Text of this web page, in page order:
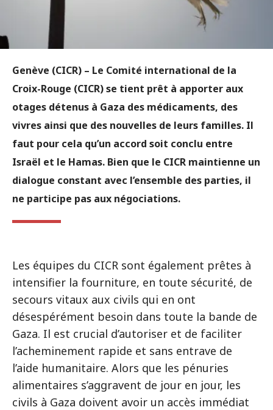
Genève (CICR) – Le Comité international de la
Croix-Rouge (CICR) se tient prêt à apporter aux
otages détenus à Gaza des médicaments, des
vivres ainsi que des nouvelles de leurs familles. Il
faut pour cela qu’un accord soit conclu entre
Israël et le Hamas. Bien que le CICR maintienne un
dialogue constant avec l’ensemble des parties, il
ne participe pas aux négociations.
Les équipes du CICR sont également prêtes à
intensifier la fourniture, en toute sécurité, de
secours vitaux aux civils qui en ont
désespérément besoin dans toute la bande de
Gaza. Il est crucial d’autoriser et de faciliter
l’acheminement rapide et sans entrave de
l’aide humanitaire. Alors que les pénuries
alimentaires s’aggravent de jour en jour, les
civils à Gaza doivent avoir un accès immédiat